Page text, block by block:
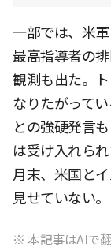
一部では、米
最高指導者の
観測も出た。
なりたがって
との強硬発言
は受け入れら
月末、米国と
見せていない。
※ 本記事はAIで